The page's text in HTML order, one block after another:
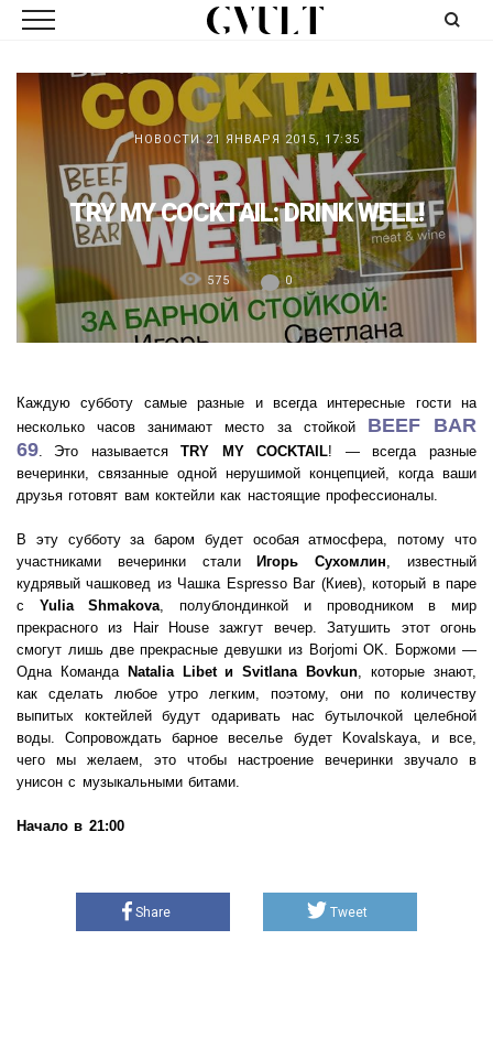
НОВОСТИ 21 ЯНВАРЯ 2015, 17:35
TRY MY COCKTAIL: DRINK WELL!
575 0
Каждую субботу самые разные и всегда интересные гости на
несколько часов занимают место за стойкой BEEF BAR
69. Это называетсяTRY MY COCKTAIL! — всегда разные
вечеринки, связанные одной нерушимой концепцией, когда ваши
друзья готовят вам коктейли как настоящие профессионалы.
В эту субботу за баром будет особая атмосфера, потому что
участниками вечеринки стали
Игорь Сухомлин, известный
кудрявый чашковед из Чашка Espresso Bar (Киев), который в паре
с Yulia Shmakova, полублондинкой и проводником в мир
прекрасного из Hair House зажгут вечер. Затушить этот огонь
смогут лишь две прекрасные девушки из Borjomi OK. Боржоми —
Одна Команда Natalia Libet и Svitlana Bovkun, которые знают,
как сделать любое утро легким, поэтому, они по количеству
выпитых коктейлей будут одаривать нас бутылочкой целебной
воды. Сопровождать барное веселье будет Kovalskaya, и все,
чего мы желаем, это чтобы настроение вечеринки звучало в
унисон с музыкальными битами.
Начало в 21:00
Share Tweet